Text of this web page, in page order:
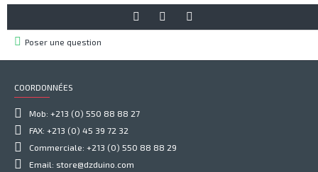
Poser une question
COORDONNÉES
Mob: +213 (0) 550 88 88 27
FAX: +213 (0) 45 39 72 32
Commerciale: +213 (0) 550 88 88 29
Email: store@dzduino.com